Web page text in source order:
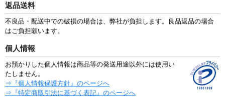
返品送料
不良品・配送中での破損の場合は、弊社が負担します。良品返品の場合
はご負担願います。
個人情報
お預かりした個人情報は商品等の発送用途以外には使用い
たしません。
⇒『個人情報保護方針』のページへ
⇒『特定商取引法に基づく表記』のページへ